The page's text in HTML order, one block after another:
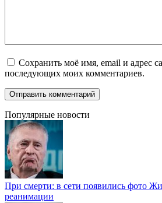
Сохранить моё имя, email и адрес
последующих моих комментариев.
Популярные новости
При смерти: в сети появились фото
реанимации